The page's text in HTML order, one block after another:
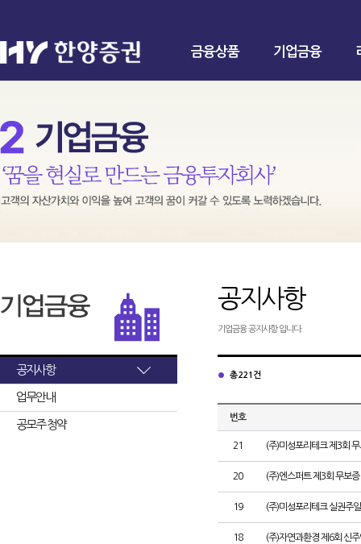
금융상품 기업금융
공지사항
업무안내
공모주 청약
공지사항
기업금융 공지사항 입니다.
총 221건
번호
21 (주)미성포리테크 제3회
20 (주)엔스퍼트 제3회 무보
19 (주)미성포리테크 실권주
18 (주)자연과환경 제6회 신